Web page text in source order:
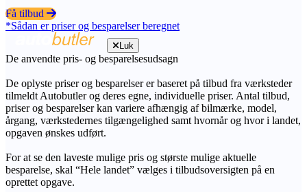
Få tilbud
*Sådan er priser og besparelser beregnet
Luk
De anvendte pris- og besparelsesudsagn
De oplyste priser og besparelser er baseret på tilbud fra værksteder
tilmeldt Autobutler og deres egne, individuelle priser. Antal tilbud,
priser og besparelser kan variere afhængig af bilmærke, model,
årgang, værkstedernes tilgængelighed samt hvornår og hvor i landet,
opgaven ønskes udført.
For at se den laveste mulige pris og største mulige aktuelle
besparelse, skal “Hele landet” vælges i tilbudsoversigten på en
oprettet opgave.